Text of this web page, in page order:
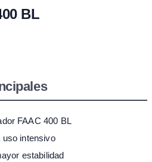
BL
FAAC 400 BL
uso intensivo
estabilidad